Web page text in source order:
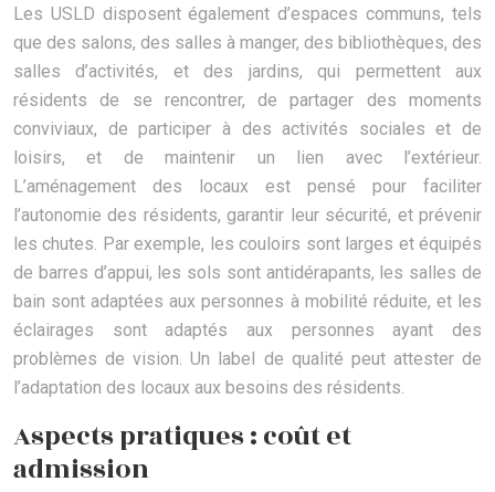
Les USLD disposent également d’espaces communs, tels
que des salons, des salles à manger, des bibliothèques, des
salles d’activités, et des jardins, qui permettent aux
résidents de se rencontrer, de partager des moments
conviviaux, de participer à des activités sociales et de
loisirs, et de maintenir un lien avec l’extérieur.
L’aménagement des locaux est pensé pour faciliter
l’autonomie des résidents, garantir leur sécurité, et prévenir
les chutes. Par exemple, les couloirs sont larges et équipés
de barres d’appui, les sols sont antidérapants, les salles de
bain sont adaptées aux personnes à mobilité réduite, et les
éclairages sont adaptés aux personnes ayant des
problèmes de vision. Un label de qualité peut attester de
l’adaptation des locaux aux besoins des résidents.
Aspects pratiques : coût et
admission